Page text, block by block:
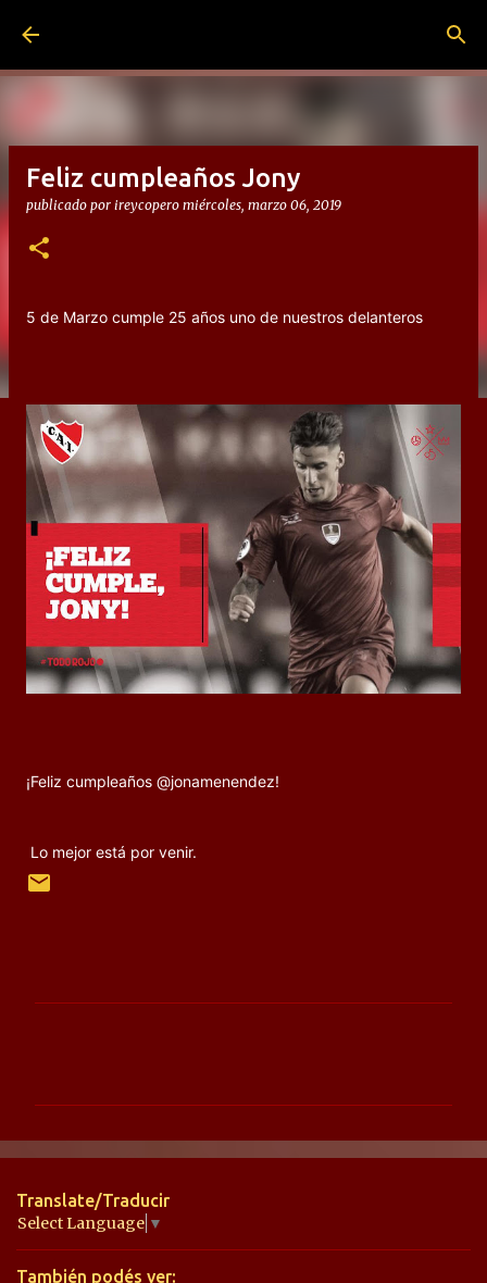
Feliz cumpleaños Jony
publicado por ireycopero miércoles, marzo 06, 2019
5 de Marzo cumple 25 años uno de nuestros delanteros
¡Feliz cumpleaños @jonamenendez!
Lo mejor está por venir.
n
a
r
Translate/Traducir
Select Language ▼
También podés ver: